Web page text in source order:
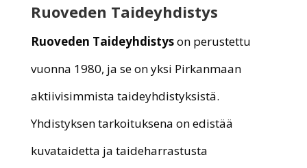
Ruoveden Taideyhdistys
Ruoveden Taideyhdistyson perustettu
vuonna 1980, ja se on yksi Pirkanmaan
aktiivisimmista taideyhdistyksistä.
Yhdistyksen tarkoituksena on edistää
kuvataidetta ja taideharrastusta